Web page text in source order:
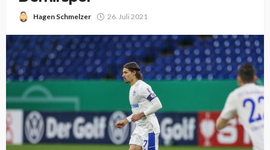
Hagen Schmelzer 26. Juli 2021